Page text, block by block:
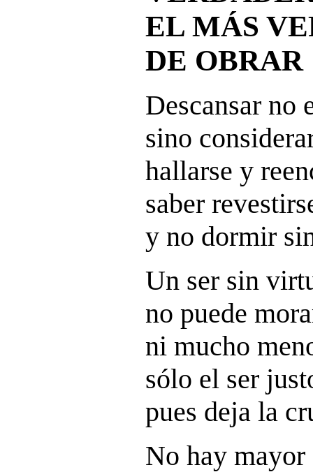
EL MÁS
DE OBRAR
Descansar no
sino
hallarse y
saber
y no dormir
Un ser sin
no puede
ni mucho
sólo el ser
pues deja la
No hay mayor